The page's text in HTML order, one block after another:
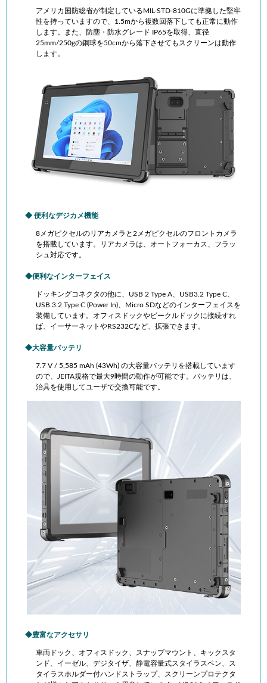
アメリカ国防総省が制定しているMIL-STD-810Gに準拠した堅牢
性を持っていますので、1.5mから複数回落下しても正常に動作
します。また、防塵・防水グレード IP65を取得、直径
25mm/250gの鋼球を50cmから落下させてもスクリーンは動作
します。
便利なデジカメ機能
8メガピクセルのリアカメラと2メガピクセルのフロントカメラ
を搭載しています。リアカメラは、オートフォーカス、フラッ
シュ対応です。
便利なインターフェイス
ドッキングコネクタの他に、USB 2 Type A、USB3.2 Type C、
USB 3.2 Type C (Power In)、Micro SDなどのインターフェイスを
装備しています。オフィスドックやビークルドックに接続すれ
ば、イーサーネットやRS232Cなど、拡張できます。
大容量バッテリ
7.7 V / 5,585 mAh (43Wh) の大容量バッテリを搭載しています
ので、JEITA規格で最大9時間の動作が可能です。バッテリは、
治具を使用してユーザで交換可能です。
豊富なアクセサリ
車両ドック、オフィスドック、スナップマウント、キックスタ
ンド、イーゼル、デジタイザ、静電容量式スタイラスペン、ス
タイラス ホルダー付ハンドストラップ、スクリーンプロテクタ